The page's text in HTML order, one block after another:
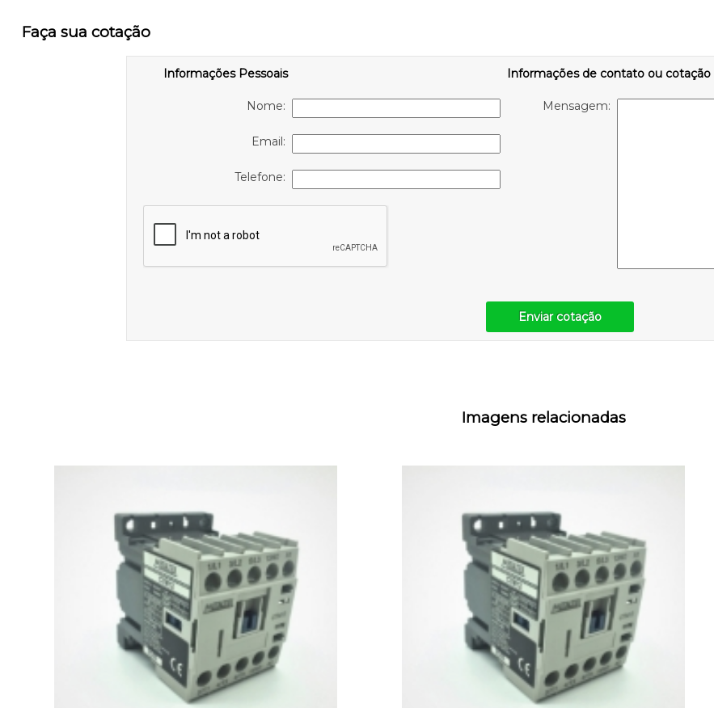
Faça sua cotação
Informações Pessoais
Nome:
Email:
Telefone:
Informações de contato ou cotação
Mensagem:
Enviar cotação
Imagens relacionadas